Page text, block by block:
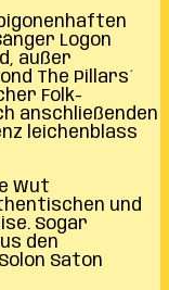
Logon
außer
The Pillars´
Folk-
anschließenden
leichenblass
Wut
und
Sogar
den
Saton